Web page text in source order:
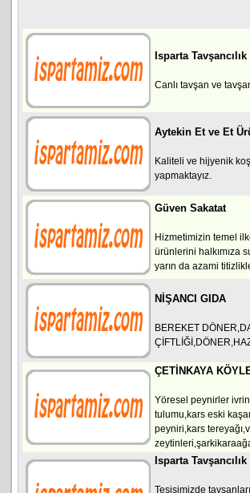
Isparta Tavşancılık
Canlı tavşan ve
Aytekin Et ve Et
Kaliteli ve hijyenik
yapmaktayız.
Güven Sakatat
Hizmetimizin temel
ürünlerini halkımıza
yarın da azami
NİŞANCI GIDA
BEREKET
ÇETİNKAYA
Yöresel peynirler
tulumu,kars eski
peyniri,kars
Isparta Tavşancılık
Tesisimizde